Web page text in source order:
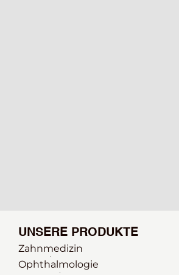
UNSERE PRODUKTE
Zahnmedizin
Ophthalmologie